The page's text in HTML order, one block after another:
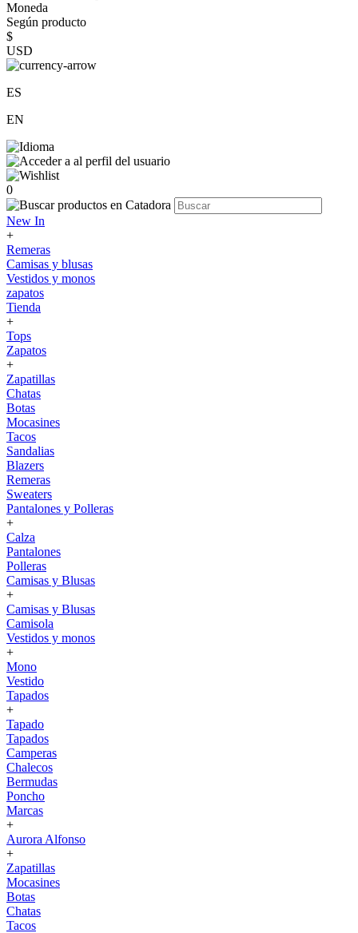
Moneda
Según producto
$
USD
ES
EN
0
New In
+
Remeras
Camisas y blusas
Vestidos y monos
zapatos
Tienda
+
Tops
Zapatos
+
Zapatillas
Chatas
Botas
Mocasines
Tacos
Sandalias
Blazers
Remeras
Sweaters
Pantalones y Polleras
+
Calza
Pantalones
Polleras
Camisas y Blusas
+
Camisas y Blusas
Camisola
Vestidos y monos
+
Mono
Vestido
Tapados
+
Tapado
Tapados
Camperas
Chalecos
Bermudas
Poncho
Marcas
+
Aurora Alfonso
+
Zapatillas
Mocasines
Botas
Chatas
Tacos